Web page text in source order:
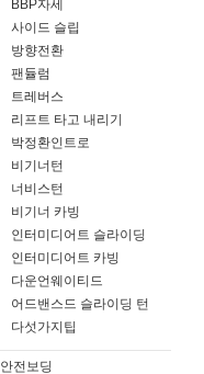
BBP자세
사이드 슬립
방향전환
팬듈럼
트레버스
리프트 타고 내리기
박정환인트로
비기너턴
너비스턴
비기너 카빙
인터미디어트 슬라이딩
인터미디어트 카빙
다운언웨이티드
어드밴스드 슬라이딩 턴
다섯가지팁
안전보딩